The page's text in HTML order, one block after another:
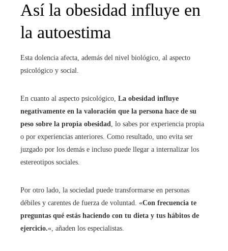
Así la obesidad influye en
la autoestima
Esta dolencia afecta, además del nivel biológico, al aspecto
psicológico y social.
En cuanto al aspecto psicológico, La obesidad influye
negativamente en la valoración que la persona hace de su
peso sobre la propia obesidad, lo sabes por experiencia propia
o por experiencias anteriores. Como resultado, uno evita ser
juzgado por los demás e incluso puede llegar a internalizar los
estereotipos sociales.
Por otro lado, la sociedad puede transformarse en personas
débiles y carentes de fuerza de voluntad. «Con frecuencia te
preguntas qué estás haciendo con tu dieta y tus hábitos de
ejercicio.«, añaden los especialistas.